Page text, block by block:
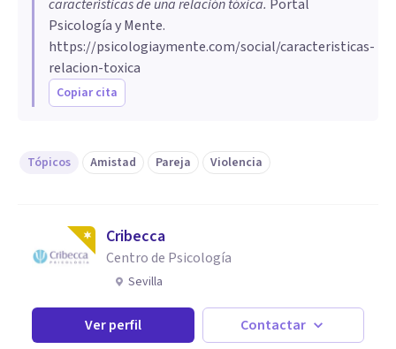
características de una relación tóxica. Portal
Psicología y Mente.
https://psicologiaymente.com/social/caracteristicas-
relacion-toxica
Copiar cita
Tópicos Amistad Pareja Violencia
Cribecca
Centro de Psicología
Sevilla
Ver perfil Contactar